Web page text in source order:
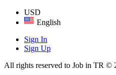
USD
English
Sign In
Sign Up
All rights reserved to Job in TR ©